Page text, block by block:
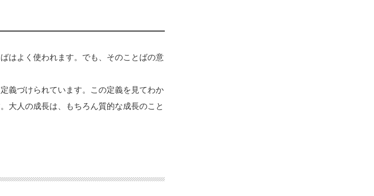
はよく使われます。でも、そのことばの意
義づけられています。この定義を見てわか
大人の成長は、もちろん質的な成長のこと